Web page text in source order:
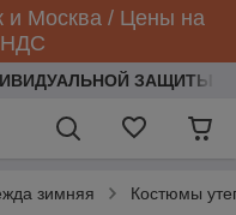
и Москва / Цены на
НДС
ЗАЩИТЫ
зимняя Костюмы